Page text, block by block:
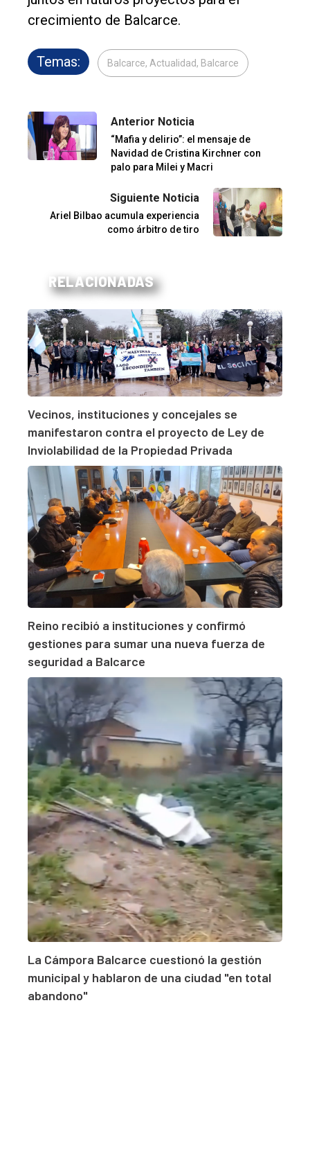
crecimiento de Balcarce.
Temas: Balcarce, Actualidad, Balcarce
Anterior Noticia
“Mafia y delirio”: el mensaje de
Navidad de Cristina Kirchner con
palo para Milei y Macri
Siguiente Noticia
Ariel Bilbao acumula experiencia
como árbitro de tiro
RELACIONADAS
Vecinos, instituciones y concejales se
manifestaron contra el proyecto de Ley de
Inviolabilidad de la Propiedad Privada
Reino recibió a instituciones y confirmó
gestiones para sumar una nueva fuerza de
seguridad a Balcarce
La Cámpora Balcarce cuestionó la gestión
municipal y hablaron de una ciudad "en total
abandono"